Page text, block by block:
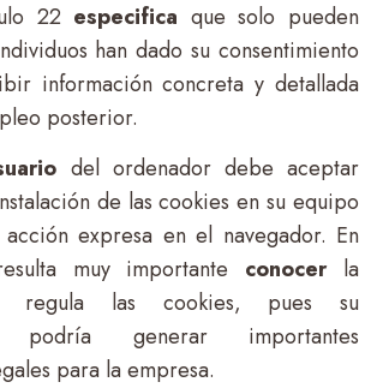
22 especifica que solo pueden
han dado su consentimiento
información concreta y detallada
posterior.
del ordenador debe aceptar
de las cookies en su equipo
expresa en el navegador. En
muy importante conocerla
regula las cookies, pues su
podría generar importantes
para la empresa.